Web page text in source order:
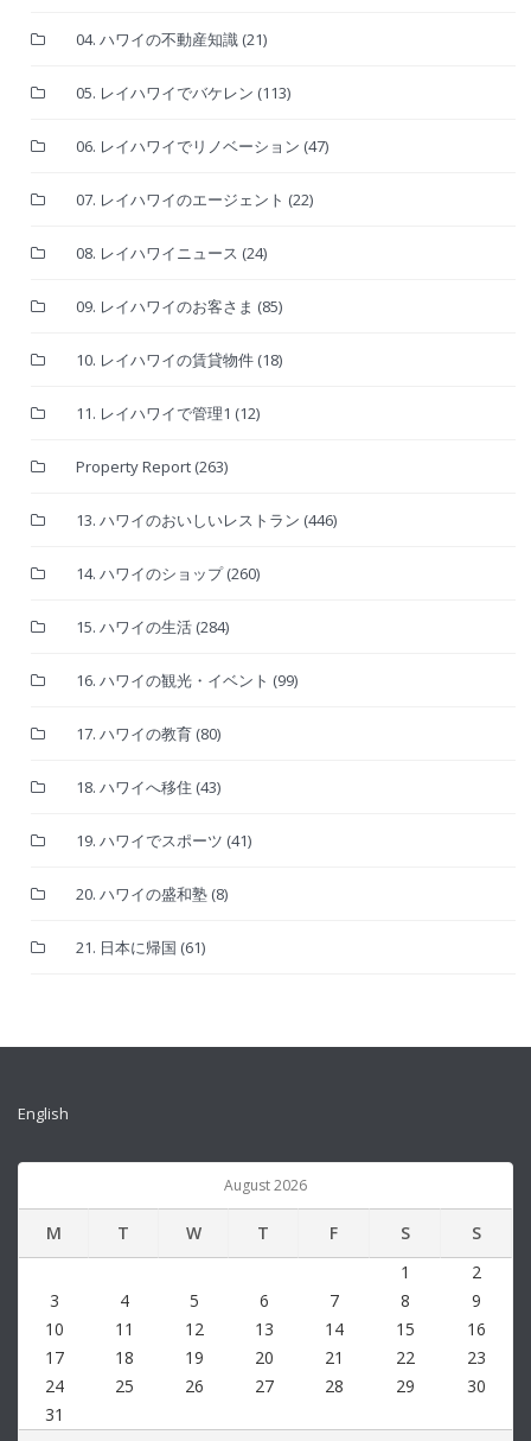
04. ハワイの不動産知識 (21)
05. レイハワイでバケレン (113)
06. レイハワイでリノベーション (47)
07. レイハワイのエージェント (22)
08. レイハワイニュース (24)
09. レイハワイのお客さま (85)
10. レイハワイの賃貸物件 (18)
11. レイハワイで管理1 (12)
Property Report (263)
13. ハワイのおいしいレストラン (446)
14. ハワイのショップ(260)
15. ハワイの生活 (284)
16. ハワイの観光・イベント (99)
17. ハワイの教育 (80)
18. ハワイへ移住 (43)
19. ハワイでスポーツ (41)
20. ハワイの盛和塾 (8)
21. 日本に帰国 (61)
English
August 2026
M T W T F S S
1
2
3
4 5 6 7 8
9
10
11 12 13 14 15
16
17
18 19 20 21 22
23
24
25 26 27 28 29
30
31